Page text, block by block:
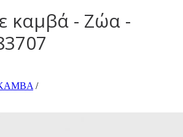
καμβά - Ζώα -
/